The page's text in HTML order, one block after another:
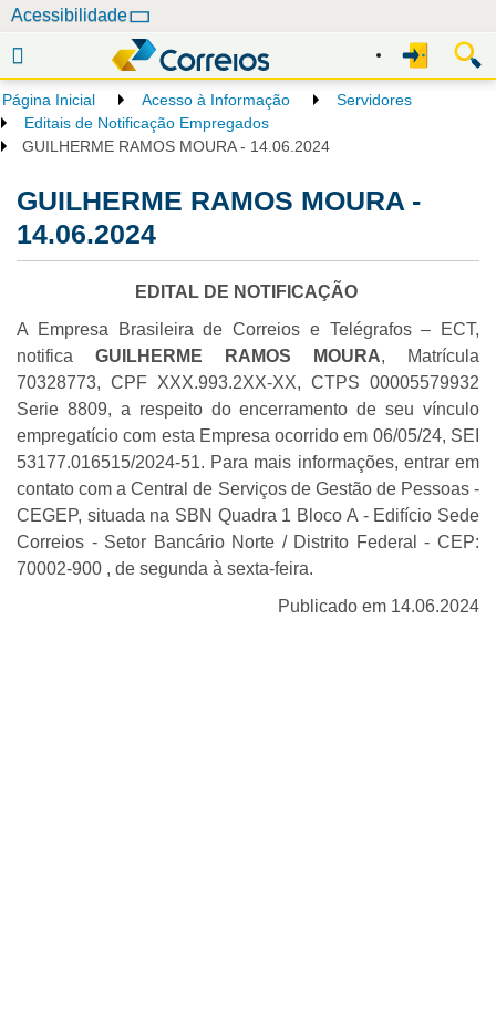
e
g
a
Acessibilidade
Página Inicial Acesso à Informação
Servidores
Editais de Notificação Empregados
GUILHERME RAMOS MOURA - 14.06.2024
GUILHERME RAMOS MOURA -
14.06.2024
EDITAL DE NOTIFICAÇÃO
A Empresa Brasileira de Correios e Telégrafos – ECT,
notifica GUILHERME RAMOS MOURA, Matrícula
70328773, CPF XXX.993.2XX-XX, CTPS 00005579932
Serie 8809, a respeito do encerramento de seu vínculo
empregatício com esta Empresa ocorrido em 06/05/24, SEI
53177.016515/2024-51. Para mais informações, entrar em
contato com a Central de Serviços de Gestão de Pessoas -
CEGEP, situada na SBN Quadra 1 Bloco A - Edifício Sede
Correios - Setor Bancário Norte / Distrito Federal - CEP:
70002-900 , de segunda à sexta-feira.
Publicado em 14.06.2024